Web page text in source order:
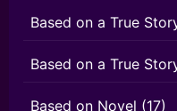
Based on a True
Based on a True
Based on Novel (17)